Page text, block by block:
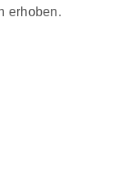
erhoben.